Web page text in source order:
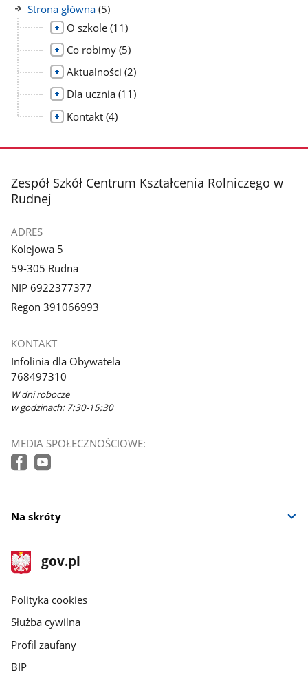
Strona główna liczba
podstron
(5)
O szkole liczba
(11)
Co robimy liczba
(5)
Aktualności liczba
(2)
Dla ucznia liczba
(11)
Kontakt liczba
(4)
stopka
Zespół Szkół Centrum Kształcenia Rolniczego w
Rudnej
ADRES
Kolejowa 5
59-305 Rudna
NIP 6922377377
Regon 391066993
KONTAKT
Infolinia dla Obywatela
768497310
W dni robocze
w godzinach: 7:30-15:30
MEDIA SPOŁECZNOŚCIOWE:
Na skróty
stopka
gov.pl
Strona
gov.pl
gov.pl
Polityka cookies
Służba cywilna
Profil zaufany
BIP